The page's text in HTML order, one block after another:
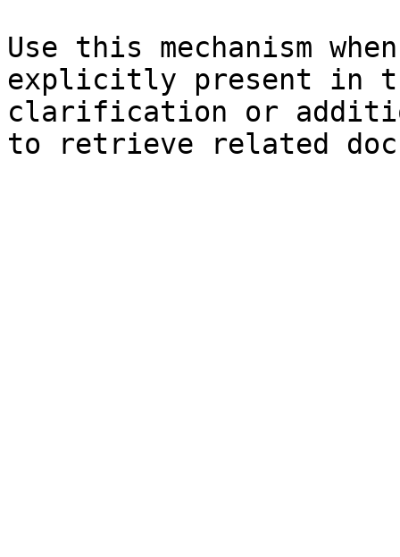
Use this mechanism
explicitly present in
clarification or